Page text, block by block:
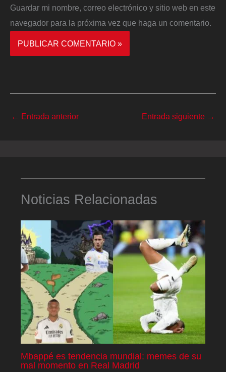
Guardar mi nombre, correo electrónico y sitio web en este
navegador para la próxima vez que haga un comentario.
← Entrada anterior Entrada siguiente →
Noticias Relacionadas
Mbappé es tendencia mundial: memes de su
mal momento en Real Madrid